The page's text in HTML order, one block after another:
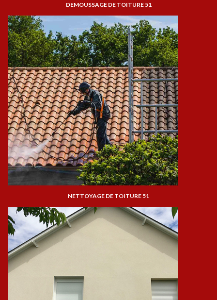
DEMOUSSAGE DE TOITURE 51
NETTOYAGE DE TOITURE 51